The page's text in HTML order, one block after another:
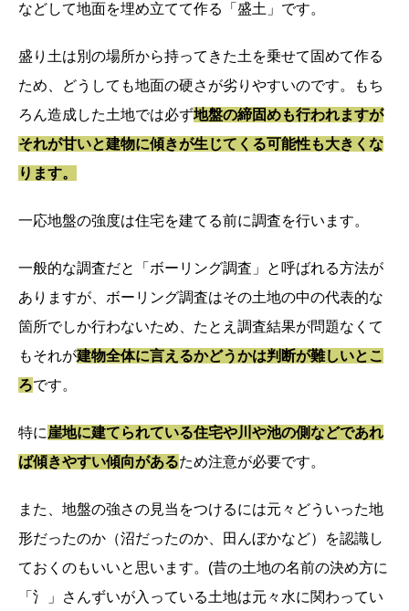
などして地面を埋め立てて作る「盛土」です。
盛り土は別の場所から持ってきた土を乗せて固めて作る
ため、どうしても地面の硬さが劣りやすいのです。もち
ろん造成した土地では必ず地盤の締固めも行われますが
それが甘いと建物に傾きが生じてくる可能性も大きくな
ります。
一応地盤の強度は住宅を建てる前に調査を行います。
一般的な調査だと「ボーリング調査」と呼ばれる方法が
ありますが、ボーリング調査はその土地の中の代表的な
箇所でしか行わないため、たとえ調査結果が問題なくて
もそれが建物全体に言えるかどうかは判断が難しいとこ
ろです。
特に崖地に建てられている住宅や川や池の側などであれ
ば傾きやすい傾向があるため注意が必要です。
また、地盤の強さの見当をつけるには元々どういった地
形だったのか（沼だったのか、田んぼかなど）を認識し
ておくのもいいと思います。(昔の土地の名前の決め方に
「氵」さんずいが入っている土地は元々水に関わってい